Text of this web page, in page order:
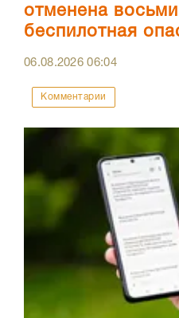
отменена
беспилотная
06.08.202606:04
Комментарии